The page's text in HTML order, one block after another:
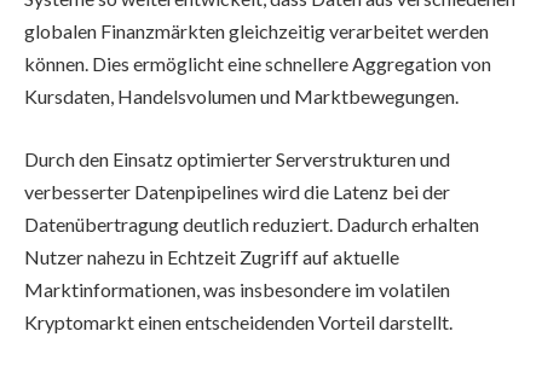
globalen Finanzmärkten gleichzeitig verarbeitet werden
können. Dies ermöglicht eine schnellere Aggregation von
Kursdaten, Handelsvolumen und Marktbewegungen.
Durch den Einsatz optimierter Serverstrukturen und
verbesserter Datenpipelines wird die Latenz bei der
Datenübertragung deutlich reduziert. Dadurch erhalten
Nutzer nahezu in Echtzeit Zugriff auf aktuelle
Marktinformationen, was insbesondere im volatilen
Kryptomarkt einen entscheidenden Vorteil darstellt.